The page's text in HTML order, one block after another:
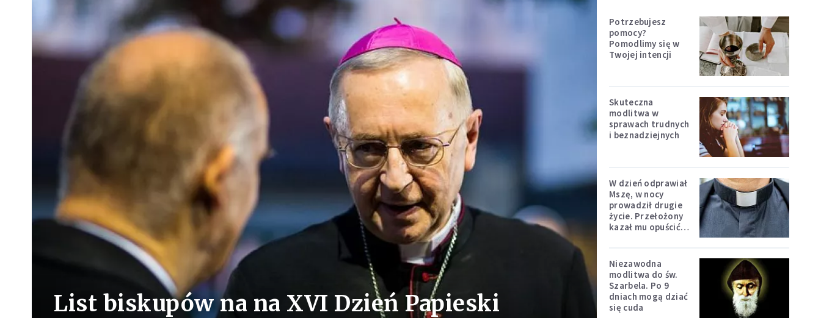
List biskupów na na XVI Dzień Papieski
Potrzebujesz
pomocy?
Pomodlimy się w
Twojej intencji
Skuteczna
modlitwa w
sprawach trudnych
i beznadziejnych
W dzień odprawiał
Mszę, w nocy
prowadził drugie
życie. Przełożony
kazał mu opuścić
Niezawodna
modlitwa do św.
Szarbela. Po 9
dniach mogą dziać
się cuda